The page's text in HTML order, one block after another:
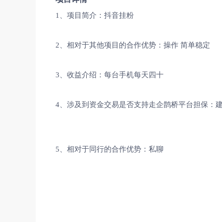
1、项目简介：抖音挂粉
2、相对于其他项目的合作优势：操作 简单稳定
3、收益介绍：每台手机每天四十
4、涉及到资金交易是否支持走企鹊桥平台担保：
5、相对于同行的合作优势：私聊